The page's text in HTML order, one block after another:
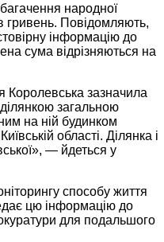
народної
гривень. Повідомляють,
інформацію до
сума відрізняються на
Королевська зазначила
загальною
на ній будинком
області. Ділянка і
— йдеться у
способу життя
цю інформацію до
для подальшого